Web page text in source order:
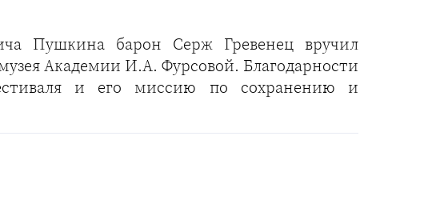
Пушкина барон Серж Гревенец вручил
Академии И.А. Фурсовой. Благодарности
и его миссию по сохранению и